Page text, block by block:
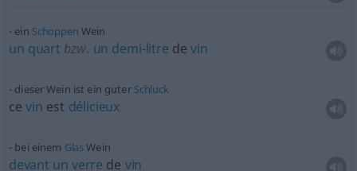
ein Schoppen Wein
un quart bzw. un demi-litre devin
dieser Wein ist ein guter Schluck
cevin est délicieux
bei einem GlasWein
devant un verre de vin